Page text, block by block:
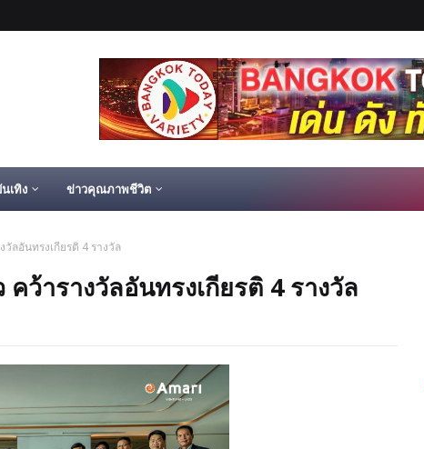
เทิง ข่าวคุณภาพชีวิต
ลอันทรงเกียรติ 4 รางวัล
ว้ารางวัลอันทรงเกียรติ 4 รางวัล